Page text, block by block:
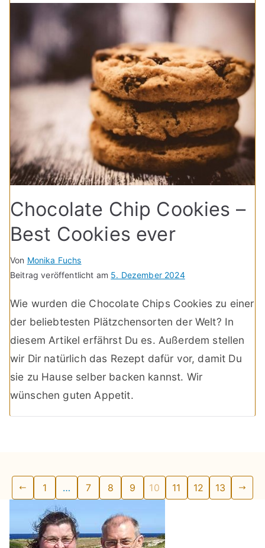
Chocolate Chip Cookies –
Best Cookies ever
Von Monika Fuchs
Beitrag veröffentlicht am 5. Dezember 2024
Wie wurden die Chocolate Chips Cookies zu einer
der beliebtesten Plätzchensorten der Welt? In
diesem Artikel erfährst Du es. Außerdem stellen
wir Dir natürlich das Rezept dafür vor, damit Du
sie zu Hause selber backen kannst. Wir
wünschen guten Appetit.
Seitennummerierung
der
Beiträge
1 … 7 8 9 10 11 12 13